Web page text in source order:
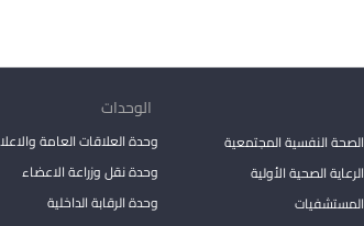
الصحة النفسية المجتمعية
الرعاية الصحية الأولية
المستشفيات
الوحدات
وحدة العلاقات العامة
وحدة نقل وزراعة الاعضاء
وحدة الرقابة الداخلية